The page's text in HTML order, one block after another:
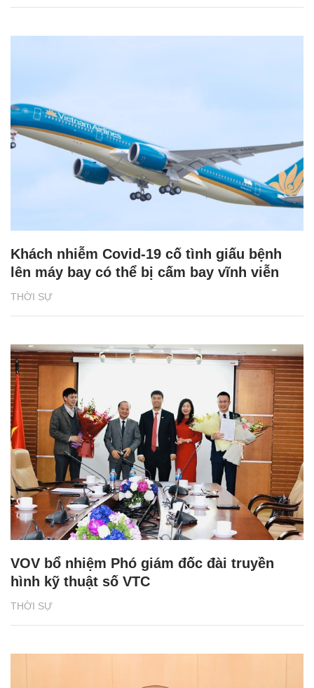
THỜI SỰ
Khách nhiễm Covid-19 cố tình giấu bệnh
lên máy bay có thể bị cấm bay vĩnh viễn
THỜI SỰ
VOV bổ nhiệm Phó giám đốc đài truyền
hình kỹ thuật số VTC